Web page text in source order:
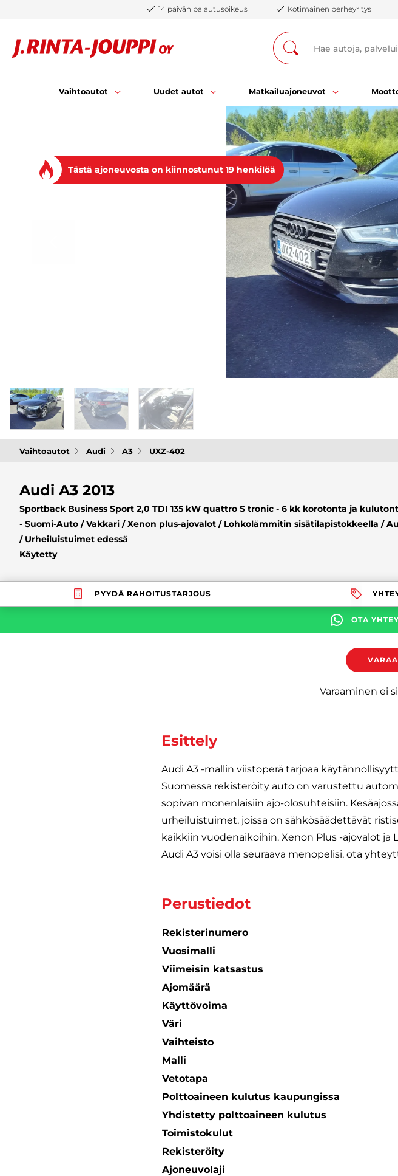
14 päivän palautusoikeus Kotimainen perheyritys
Vaihtoautot Uudet autot Matkailuajoneuvot
Tästä ajoneuvosta on kiinnostunut 19 henkilöä
Vaihtoautot Audi A3 UXZ-402
Audi A3 2013
Sportback Business Sport 2,0 TDI 135 kW quattro S tronic - 6 kk korotonta ja
- Suomi-Auto / Vakkari / Xenon plus-ajovalot / Lohkolämmitin sisätilapistokkeella /
/ Urheiluistuimet edessä
Käytetty
PYYDÄ RAHOITUSTARJOUS
OTA
Varaaminen ei
Esittely
Audi A3 -mallin viistoperä tarjoaa
Suomessa rekisteröity auto on varustettu
sopivan monenlaisiin ajo-olosuhteisiin.
urheiluistuimet, joissa on sähkösäädettävät
kaikkiin vuodenaikoihin. Xenon Plus -ajovalot
Audi A3 voisi olla seuraava menopelisi, ota
Perustiedot
Rekisterinumero
Vuosimalli
Viimeisin katsastus
Ajomäärä
Käyttövoima
Väri
Vaihteisto
Malli
Vetotapa
Polttoaineen kulutus kaupungissa
Yhdistetty polttoaineen kulutus
Toimistokulut
Rekisteröity
Ajoneuvolaji